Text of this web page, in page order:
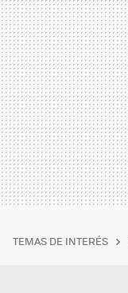
TEMAS DE INTERÉS